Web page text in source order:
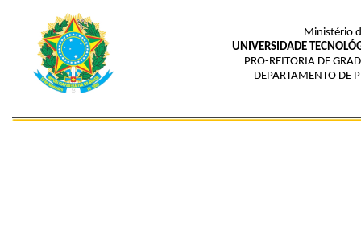
Ministério
UNIVERSIDADE
PRO-REITORIA DE
DEPARTAMENTO DE